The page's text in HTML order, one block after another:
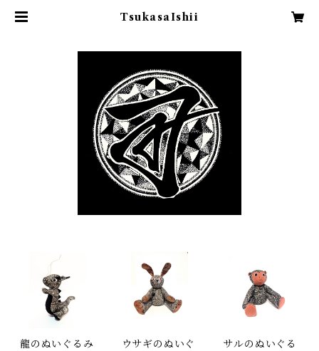
TsukasaIshii
龍のぬいぐるみ
ウサギのぬいぐ
サルのぬいぐる